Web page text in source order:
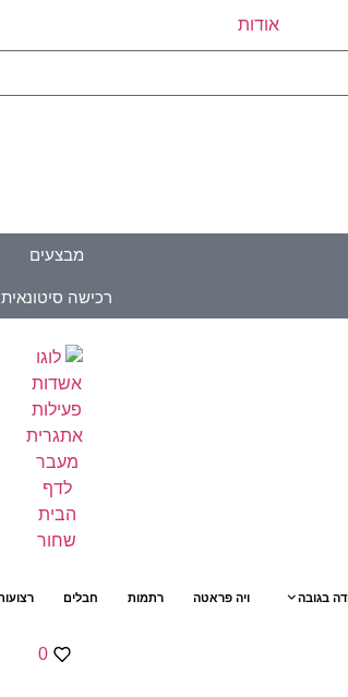
אודות
מבצעים
רכישה סיטונאית
בגובה ויה פראטה רתמות חבלים
0